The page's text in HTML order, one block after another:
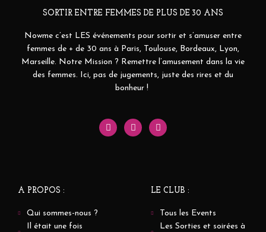
SORTIR ENTRE FEMMES DE PLUS DE 30 ANS
Nowme c’est LES événements pour sortir et s’amuser entre
femmes de + de 30 ans à Paris, Toulouse, Bordeaux, Lyon,
Marseille. Notre Mission ? Remettre l’amusement dans la vie
des femmes. Ici, pas de jugements, juste des rires et du
bonheur !
A PROPOS :
Qui sommes-nous ?
Il était une fois
LE CLUB :
Tous les Events
Les Sorties et soirées à